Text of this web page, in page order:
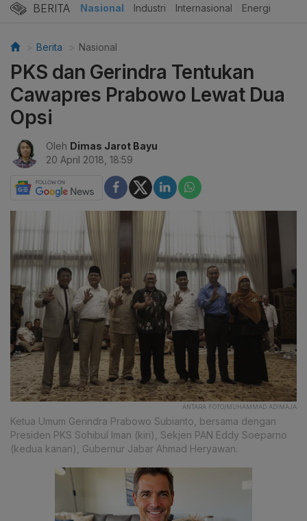
BERITA Nasional Industri Internasional Energi
Berita Nasional
PKS dan Gerindra Tentukan
Cawapres Prabowo Lewat Dua
Opsi
Oleh Dimas Jarot Bayu
20 April 2018, 18:59
ANTARA FOTO/MUHAMMAD ADIMAJA
Ketua Umum Gerindra Prabowo Subianto, bersama dengan
Presiden PKS Sohibul Iman (kiri), Sekjen PAN Eddy Soeparno
(kedua kanan), Gubernur Jabar Ahmad Heryawan.